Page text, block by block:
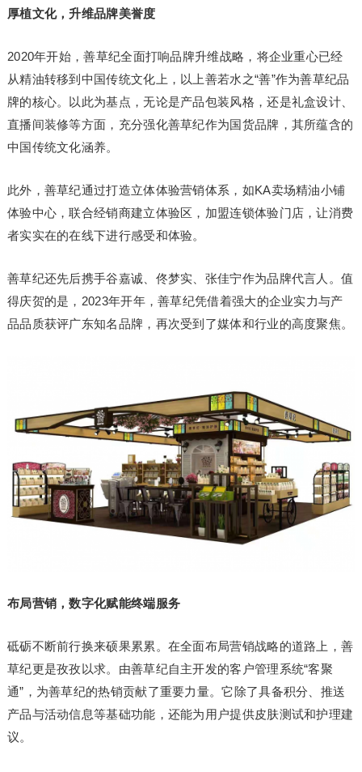
厚植文化，升维品牌美誉度
2020年开始，善草纪全面打响品牌升维战略，将企业重心已经
从精油转移到中国传统文化上，以上善若水之“善”作为善草纪品
牌的核心。以此为基点，无论是产品包装风格，还是礼盒设计、
直播间装修等方面，充分强化善草纪作为国货品牌，其所蕴含的
中国传统文化涵养。
此外，善草纪通过打造立体体验营销体系，如KA卖场精油小铺
体验中心，联合经销商建立体验区，加盟连锁体验门店，让消费
者实实在的在线下进行感受和体验。
善草纪还先后携手谷嘉诚、佟梦实、张佳宁作为品牌代言人。值
得庆贺的是，2023年开年，善草纪凭借着强大的企业实力与产
品品质获评广东知名品牌，再次受到了媒体和行业的高度聚焦。
布局营销，数字化赋能终端服务
砥砺不断前行换来硕果累累。在全面布局营销战略的道路上，善
草纪更是孜孜以求。由善草纪自主开发的客户管理系统“客聚
通”，为善草纪的热销贡献了重要力量。它除了具备积分、推送
产品与活动信息等基础功能，还能为用户提供皮肤测试和护理建
议。